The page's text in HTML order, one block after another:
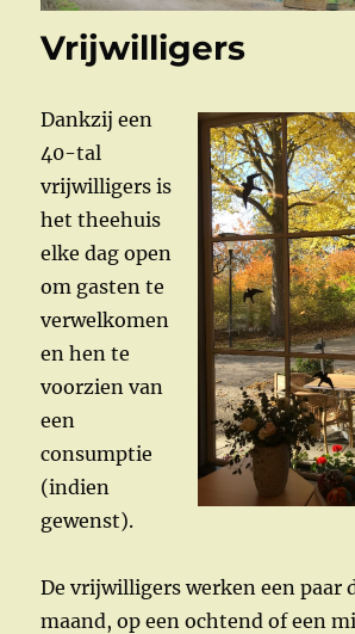
Vrijwilligers
Dankzij een
40-tal
vrijwilligers is
het theehuis
elke dag open
om gasten te
verwelkomen
en hen te
voorzien van
een
consumptie
(indien
gewenst).
De vrijwilligers werken een paar
maand, op een ochtend of een